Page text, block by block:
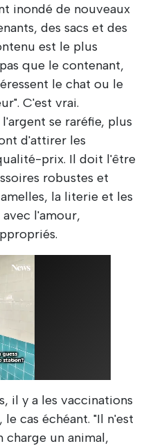
inondé de nouveaux
des sacs et des
est le plus
que le contenant,
le chat ou le
C'est vrai.
se raréfie, plus
d'attirer les
prix. Il doit l'être
robustes et
la literie et les
l'amour,
il y a les vaccinations
cas échéant. "Il n'est
charge un animal,